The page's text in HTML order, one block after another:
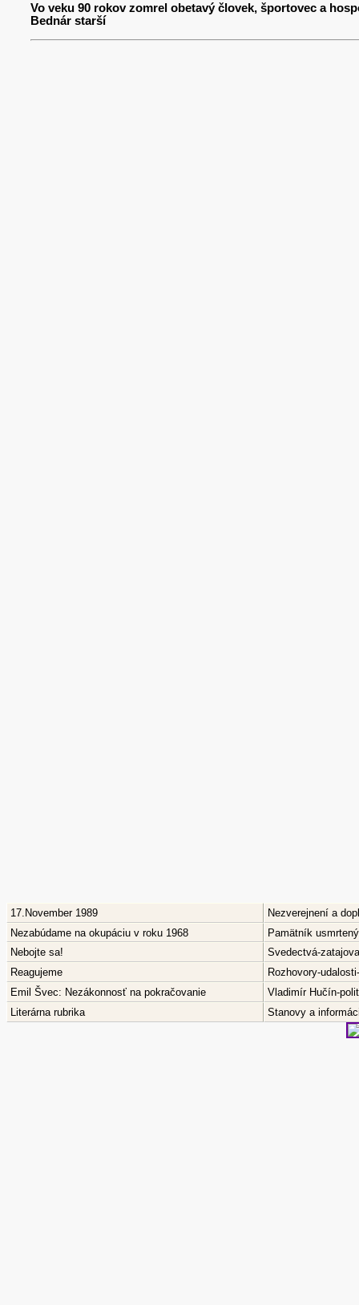
Vo veku 90 rokov zomrel obetavý človek, športovec a
Bednár starší
17.November 1989
Nezverejnení a
Nezabúdame na okupáciu v roku 1968
Pamätník
Nebojte sa!
Svedectvá-
Reagujeme
Rozhovory-
Emil Švec: Nezákonnosť na pokračovanie
Vladimír Hučín-
Literárna rubrika
Stanovy a